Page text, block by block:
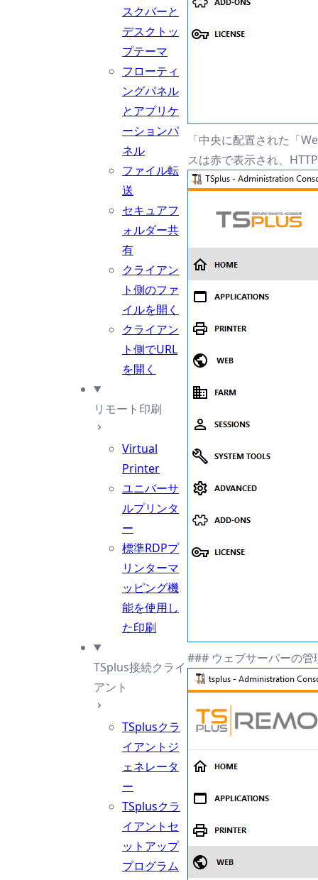
スクバーと
デスクトッ
プテーマ
フローティ
ングパネル
とアプリケ
ーションパ
ネル
ファイル転
送
セキュアフ
ォルダー共
有
クライアン
ト側のファ
イルを開く
クライアン
ト側でURL
を開く
リモート印刷
Virtual
Printer
ユニバーサ
ルプリンタ
ー
標準RDPプ
リンターマ
ッピング機
能を使用し
た印刷
TSplus接続クライ
アント
TSplusクラ
イアントジ
ェネレータ
ー
TSplusクラ
イアントセ
ットアップ
プログラム
「中央に配置された「
スは赤で表示され、
### ウェブサーバーの管